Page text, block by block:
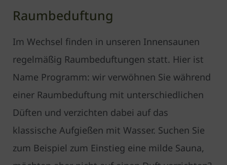
Raumbeduftung
Im Wechsel finden in unseren Innensaunen
regelmäßig Raumbeduftungen statt. Hier ist
Name Programm: wir verwöhnen Sie während
einer Raumbeduftung mit unterschiedlichen
Düften und verzichten dabei auf das
klassische Aufgießen mit Wasser. Suchen Sie
zum Beispiel zum Einstieg eine milde Sauna,